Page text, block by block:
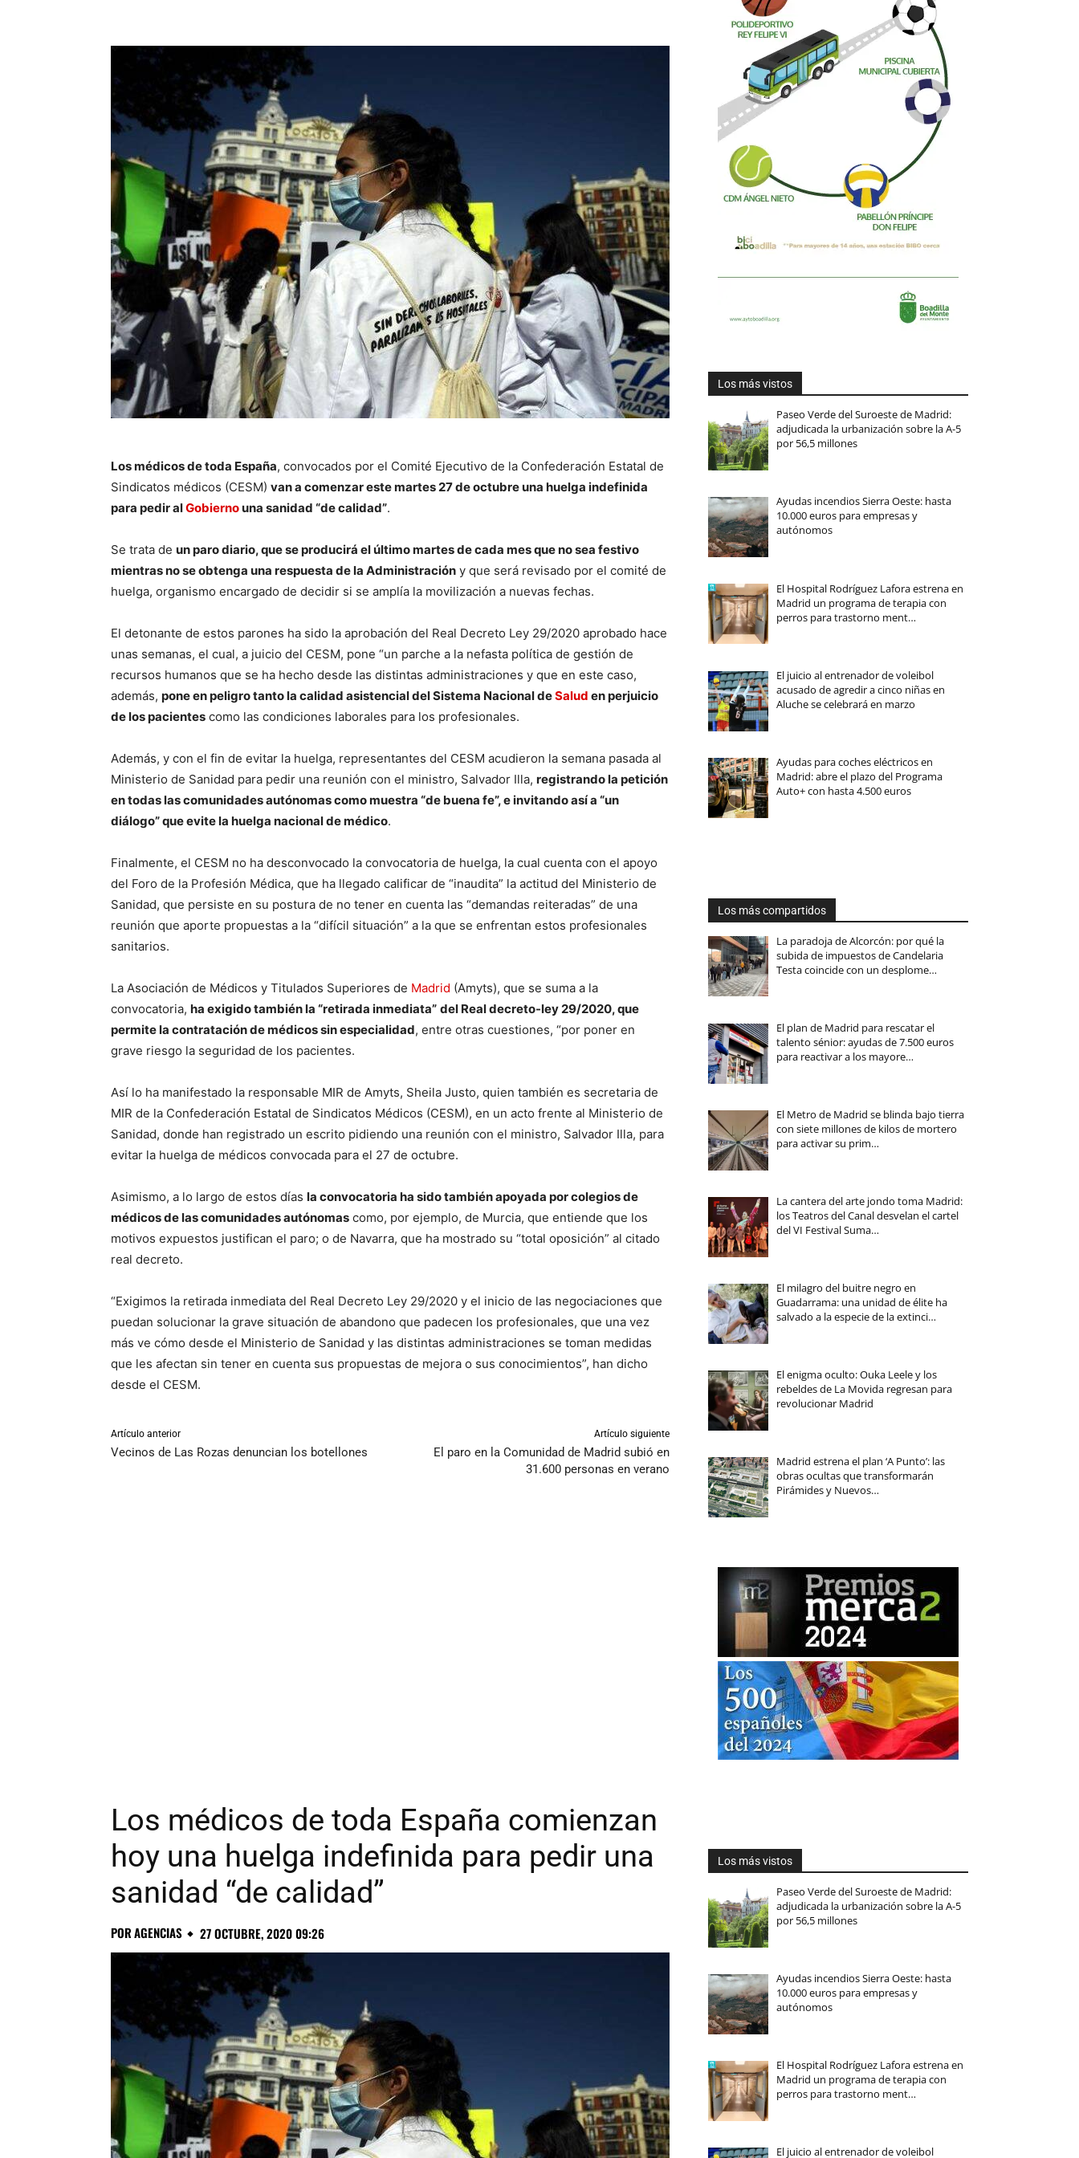
Los médicos de toda España, convocados por el Comité Ejecutivo de la Confederación Estatal de
Sindicatos médicos (CESM) van a comenzar este martes 27 de octubre una huelga indefinida
para pedir alGobiernouna sanidad “de calidad”.
Se trata de un paro diario, que se producirá el último martes de cada mes que no sea festivo
mientras no se obtenga una respuesta de la Administración y que será revisado por el comité de
huelga, organismo encargado de decidir si se amplía la movilización a nuevas fechas.
El detonante de estos parones ha sido la aprobación del Real Decreto Ley 29/2020 aprobado hace
unas semanas, el cual, a juicio del CESM, pone “un parche a la nefasta política de gestión de
recursos humanos que se ha hecho desde las distintas administraciones y que en este caso,
además, pone en peligro tanto la calidad asistencial del Sistema Nacional deSalud en perjuicio
de los pacientes como las condiciones laborales para los profesionales.
Además, y con el fin de evitar la huelga, representantes del CESM acudieron la semana pasada al
Ministerio de Sanidad para pedir una reunión con el ministro, Salvador Illa, registrando la petición
en todas las comunidades autónomas como muestra “de buena fe”, e invitando así a “un
diálogo” que evite la huelga nacional de médico.
Finalmente, el CESM no ha desconvocado la convocatoria de huelga, la cual cuenta con el apoyo
del Foro de la Profesión Médica, que ha llegado calificar de “inaudita” la actitud del Ministerio de
Sanidad, que persiste en su postura de no tener en cuenta las “demandas reiteradas” de una
reunión que aporte propuestas a la “difícil situación” a la que se enfrentan estos profesionales
sanitarios.
La Asociación de Médicos y Titulados Superiores de Madrid (Amyts), que se suma a la
convocatoria, ha exigido también la “retirada inmediata” del Real decreto-ley 29/2020, que
permite la contratación de médicos sin especialidad, entre otras cuestiones, “por poner en
grave riesgo la seguridad de los pacientes.
Así lo ha manifestado la responsable MIR de Amyts, Sheila Justo, quien también es secretaria de
MIR de la Confederación Estatal de Sindicatos Médicos (CESM), en un acto frente al Ministerio de
Sanidad, donde han registrado un escrito pidiendo una reunión con el ministro, Salvador Illa, para
evitar la huelga de médicos convocada para el 27 de octubre.
Asimismo, a lo largo de estos días la convocatoria ha sido también apoyada por colegios de
médicos de las comunidades autónomas como, por ejemplo, de Murcia, que entiende que los
motivos expuestos justifican el paro; o de Navarra, que ha mostrado su “total oposición” al citado
real decreto.
“Exigimos la retirada inmediata del Real Decreto Ley 29/2020 y el inicio de las negociaciones que
puedan solucionar la grave situación de abandono que padecen los profesionales, que una vez
más ve cómo desde el Ministerio de Sanidad y las distintas administraciones se toman medidas
que les afectan sin tener en cuenta sus propuestas de mejora o sus conocimientos”, han dicho
desde el CESM.
Artículo anterior
Vecinos de Las Rozas denuncian los botellones
Artículo siguiente
El paro en la Comunidad de Madrid subió en
31.600 personas en verano
Los más vistos
Paseo Verde del Suroeste de Madrid:
adjudicada la urbanización sobre la A-5
por 56,5 millones
Ayudas incendios Sierra Oeste: hasta
10.000 euros para empresas y
autónomos
El Hospital Rodríguez Lafora estrena en
Madrid un programa de terapia con
perros para trastorno ment…
El juicio al entrenador de voleibol
acusado de agredir a cinco niñas en
Aluche se celebrará en marzo
Ayudas para coches eléctricos en
Madrid: abre el plazo del Programa
Auto+ con hasta 4.500 euros
Los más compartidos
La paradoja de Alcorcón: por qué la
subida de impuestos de Candelaria
Testa coincide con un desplome…
El plan de Madrid para rescatar el
talento sénior: ayudas de 7.500 euros
para reactivar a los mayore…
El Metro de Madrid se blinda bajo tierra
con siete millones de kilos de mortero
para activar su prim…
La cantera del arte jondo toma Madrid:
los Teatros del Canal desvelan el cartel
del VI Festival Suma…
El milagro del buitre negro en
Guadarrama: una unidad de élite ha
salvado a la especie de la extinci…
El enigma oculto: Ouka Leele y los
rebeldes de La Movida regresan para
revolucionar Madrid
Madrid estrena el plan ‘A Punto’: las
obras ocultas que transformarán
Pirámides y Nuevos…
Los médicos de toda España comienzan
hoy una huelga indefinida para pedir una
sanidad “de calidad”
PORAGENCIAS 27 OCTUBRE, 2020 09:26
Los más vistos
Paseo Verde del Suroeste de Madrid:
adjudicada la urbanización sobre la A-5
por 56,5 millones
Ayudas incendios Sierra Oeste: hasta
10.000 euros para empresas y
autónomos
El Hospital Rodríguez Lafora estrena en
Madrid un programa de terapia con
perros para trastorno ment…
El juicio al entrenador de voleibol